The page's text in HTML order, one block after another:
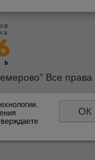
Все права
ОК